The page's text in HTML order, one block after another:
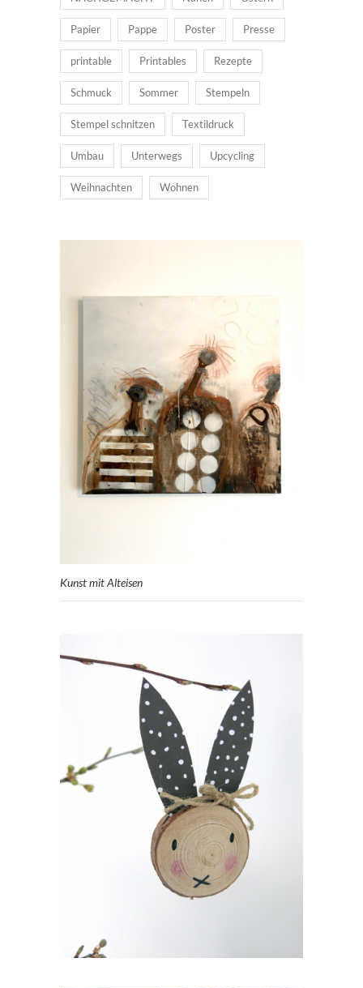
Papier Pappe Poster Presse
printable Printables Rezepte
Schmuck Sommer Stempeln
Stempel schnitzen Textildruck
Umbau Unterwegs Upcycling
Weihnachten Wohnen
Kunst mit Alteisen